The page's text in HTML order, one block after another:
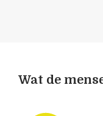
Wat de